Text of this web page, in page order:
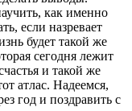
как именно
если назревает
будет такой же
сегодня лежит
и такой же
атлас. Надеемся,
год и поздравить с